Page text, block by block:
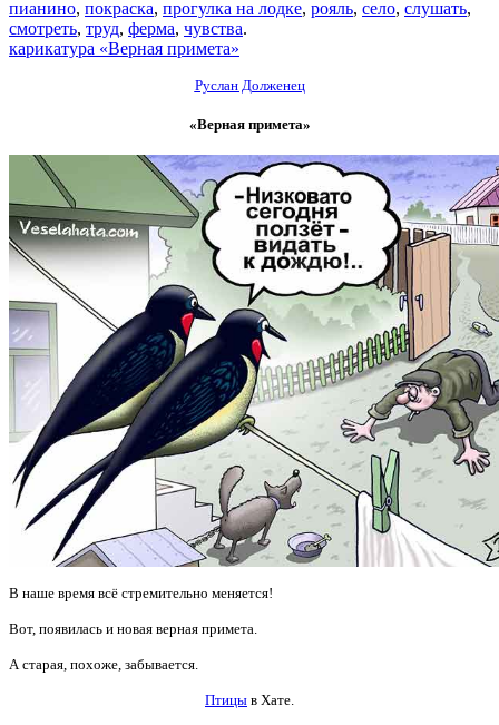
пианино, покраска, прогулка на лодке, рояль, село, слушать,
смотреть, труд, ферма, чувства.
карикатура «Верная примета»
Руслан Долженец
«Верная примета»
В наше время всё стремительно меняется!
Вот, появилась и новая верная примета.
А старая, похоже, забывается.
Птицы в Хате.